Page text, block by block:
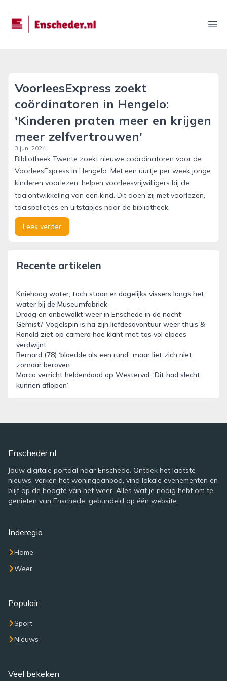
enscheder.nl
VoorleesExpress zoekt
coördinatoren in Hengelo:
'Kinderen praten meer en krijgen
meer zelfvertrouwen'
3 jun. 2024
Bibliotheek Twente zoekt nieuwe coördinatoren voor de
VoorleesExpress in Hengelo. Met een uurtje per week jonge
kinderen voorlezen, helpen voorleesvrijwilligers bij de
taalontwikkeling van een kind. Dit doen zij met voorlezen,
taalspelletjes en uitstapjes naar de bibliotheek.
Lees verder
Recente artikelen
Kniehoog water, toch staan er dagelijks vissers langs het
water bij de Museumfabriek
Droog en onbewolkt weer in Enschede in de nacht
Gemist? Vogelspin is na zijn liefdesavontuur weer thuis &
Ronald ziet op camera hoe klant met tas vol elpees
verdwijnt
Bernard (78) ‘bloedde als een rund’, maar liet zich niet
zomaar beroven
Marco verricht heldendaad op Westerval: ‘Dit had slecht
kunnen aflopen’
Enscheder.nl
Jouw digitale portaal naar Enschede. Ontdek het laatste
nieuws, verken het woningaanbod, vind lokale evenementen en
blijf op de hoogte van het weer. Alles wat je nodig hebt om te
genieten van Enschede, gebundeld op één website.
Inderegio
Home
Weer
Populair
Sport
Nieuws
Veel bekeken